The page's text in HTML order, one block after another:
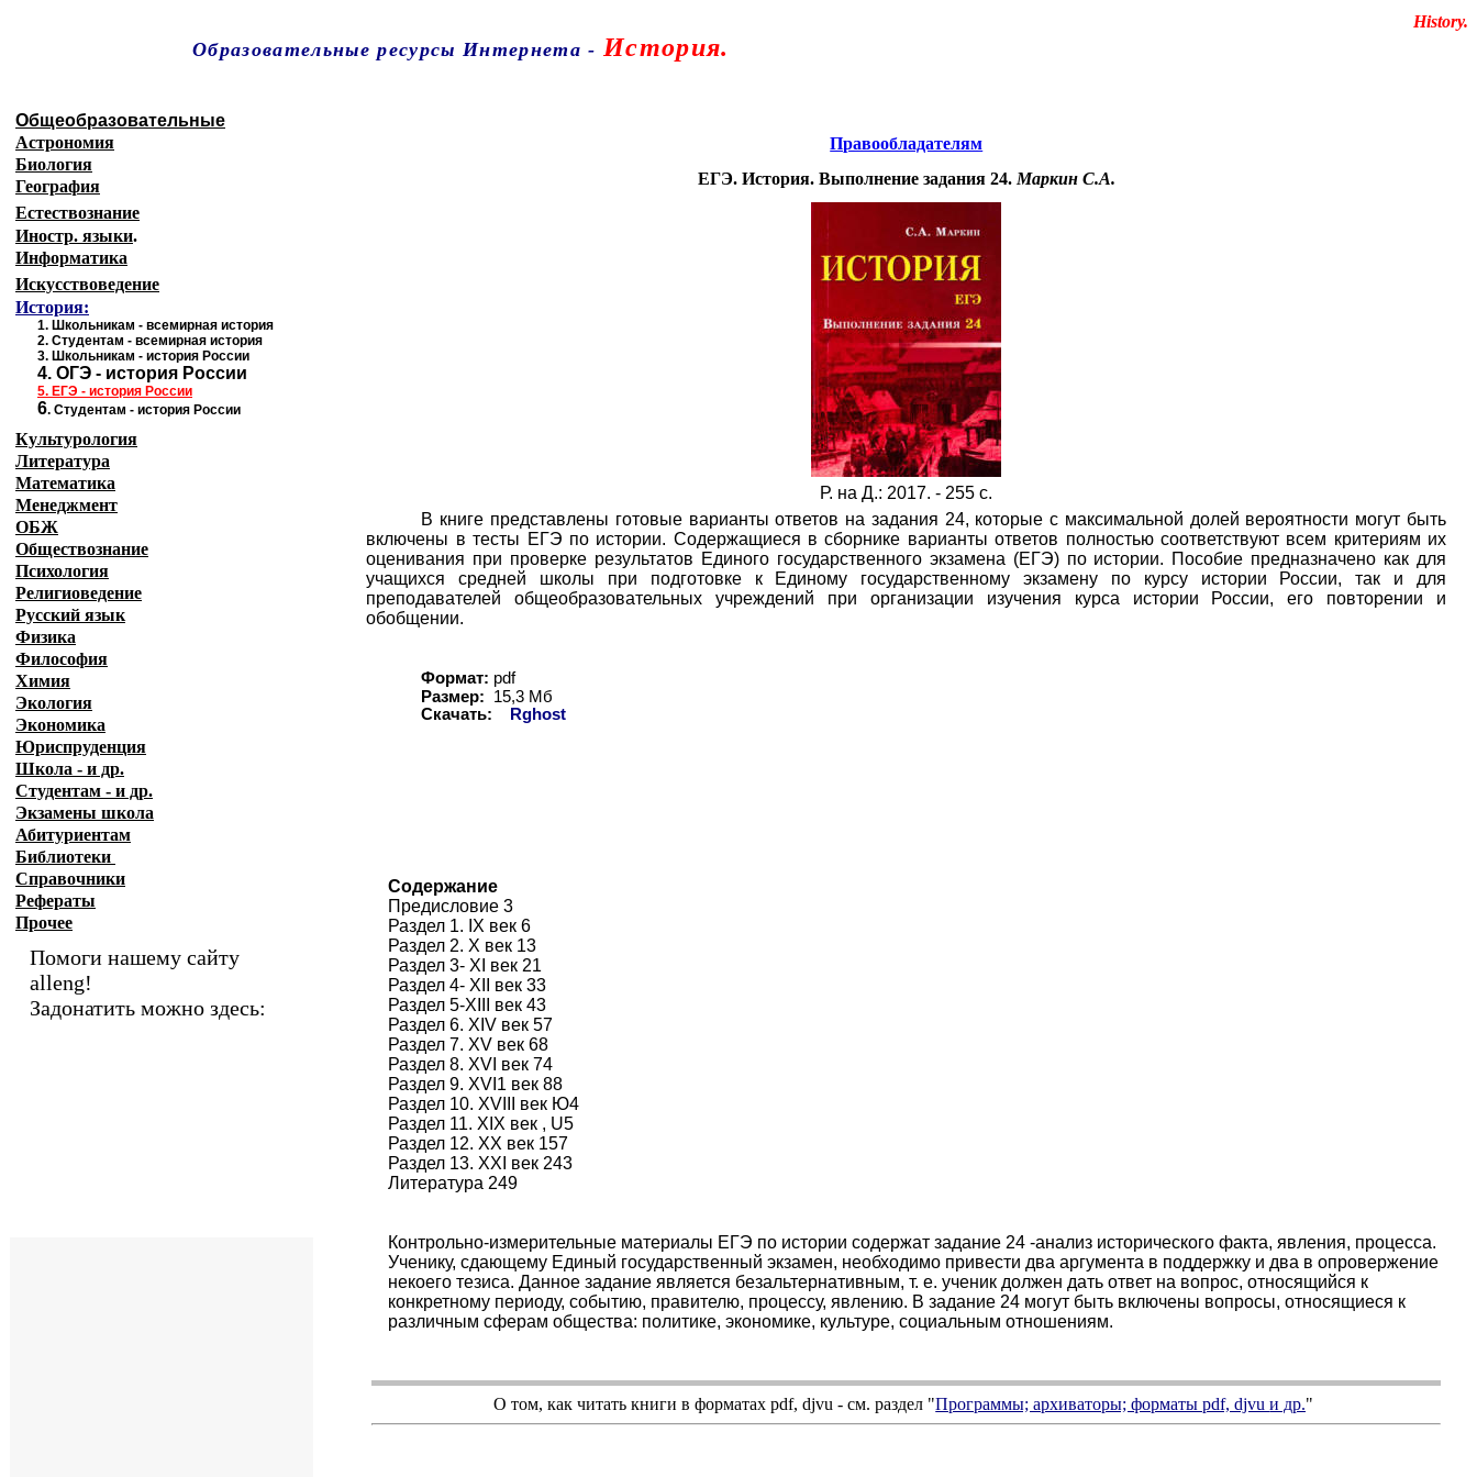
History.
Образовательные ресурсы Интернета - История.
Правообладателям
ЕГЭ. История. Выполнение задания 24. Маркин С.А.
Р. на Д.: 2017. - 255 с.
В книге представлены готовые варианты ответов на задания 24, которые с максимальной долей вероятности могут быть
включены в тесты ЕГЭ по истории. Содержащиеся в сборнике варианты ответов полностью соответствуют всем критериям их
оценивания при проверке результатов Единого государственного экзамена (ЕГЭ) по истории. Пособие предназначено как для
учащихся средней школы при подготовке к Единому государственному экзамену по курсу истории России, так и для
преподавателей общеобразовательных учреждений при организации изучения курса истории России, его повторении и
обобщении.
Формат: pdf
Размер:
15,3 Мб
Скачать:
Rghost
Содержание
Предисловие 3
Раздел 1. IX век 6
Раздел 2. X век 13
Раздел 3- XI век 21
Раздел 4- XII век 33
Раздел 5-XIII век 43
Раздел 6. XIV век 57
Раздел 7. XV век 68
Раздел 8. XVI век 74
Раздел 9. XVI1 век 88
Раздел 10. XVIII век Ю4
Раздел 11. XIX век , U5
Раздел 12. XX век 157
Раздел 13. XXI век 243
Литература 249
Контрольно-измерительные материалы ЕГЭ по истории содержат задание 24 -анализ исторического факта, явления, процесса.
Ученику, сдающему Единый государственный экзамен, необходимо привести два аргумента в поддержку и два в опровержение
некоего тезиса. Данное задание является безальтернативным, т. е. ученик должен дать ответ на вопрос, относящийся к
конкретному периоду, событию, правителю, процессу, явлению. В задание 24 могут быть включены вопросы, относящиеся к
различным сферам общества: политике, экономике, культуре, социальным отношениям.
О том, как читать книги в форматахpdf,djvu - см. раздел "Программы; архиваторы; форматыpdf, djvuи др."
Общеобразовательные
Астрономия
Биология
География
Естествознание
Иностр. языки.
Информатика
Искусствоведение
История:
1. Школьникам - всемирная история
2. Студентам - всемирная история
3. Школьникам - история России
4. ОГЭ - история России
5. ЕГЭ - история России
6. Студентам - история России
Культурология
Литература
Математика
Менеджмент
ОБЖ
Обществознание
Психология
Религиоведение
Русский язык
Физика
Философия
Химия
Экология
Экономика
Юриспруденция
Школа - и др.
Студентам - и др.
Экзамены школа
Абитуриентам
Библиотеки
Справочники
Рефераты
Прочее
Помоги нашему сайту
alleng!
Задонатить можно здесь: